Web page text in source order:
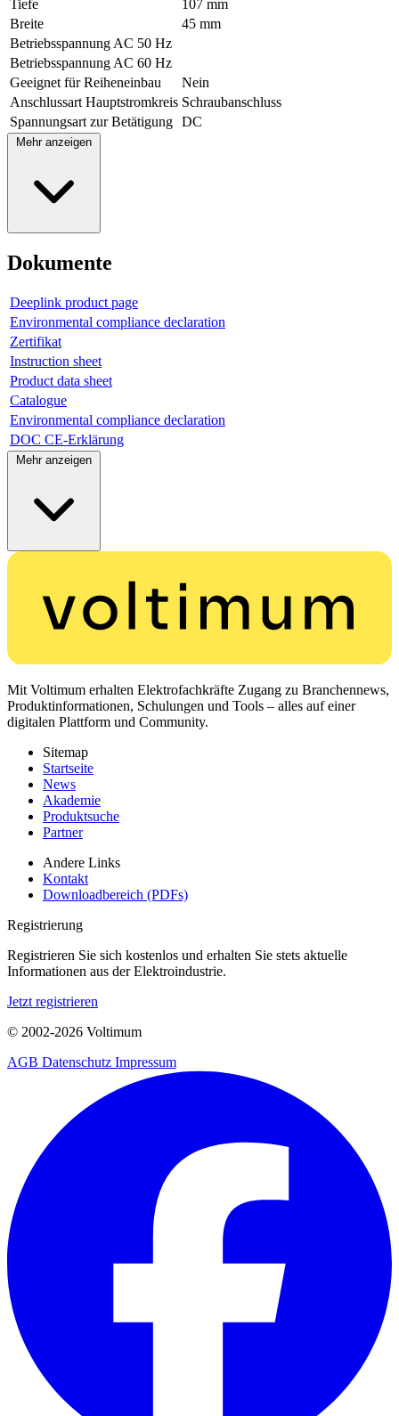
Tiefe
107 mm
Breite
45 mm
Betriebsspannung AC 50 Hz
Betriebsspannung AC 60 Hz
Geeignet für Reiheneinbau
Nein
Anschlussart Hauptstromkreis Schraubanschluss
Spannungsart zur Betätigung DC
Mehr anzeigen
Dokumente
Deeplink product page
Environmental compliance declaration
Zertifikat
Instruction sheet
Product data sheet
Catalogue
Environmental compliance declaration
DOC CE-Erklärung
Mehr anzeigen
Mit Voltimum erhalten Elektrofachkräfte Zugang zu Branchennews,
Produktinformationen, Schulungen und Tools – alles auf einer
digitalen Plattform und Community.
Sitemap
Startseite
News
Akademie
Produktsuche
Partner
Andere Links
Kontakt
Downloadbereich (PDFs)
Registrierung
Registrieren Sie sich kostenlos und erhalten Sie stets aktuelle
Informationen aus der Elektroindustrie.
Jetzt registrieren
© 2002-2026 Voltimum
AGB Datenschutz Impressum